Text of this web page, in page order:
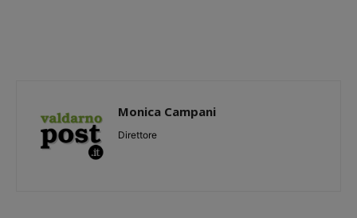
Monica Campani
Direttore